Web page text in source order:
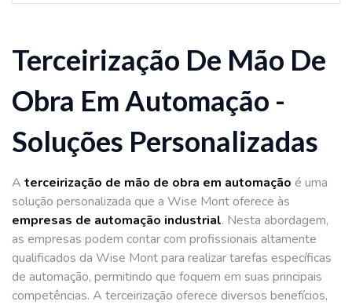
Terceirização De Mão De
Obra Em Automação -
Soluções Personalizadas
A terceirização de mão de obra em automação é uma
solução personalizada que a Wise Mont oferece às
empresas de automação industrial. Nesta abordagem,
as empresas podem contar com profissionais altamente
qualificados da Wise Mont para realizar tarefas específicas
de automação, permitindo que foquem em suas principais
competências. A terceirização oferece diversos benefícios,